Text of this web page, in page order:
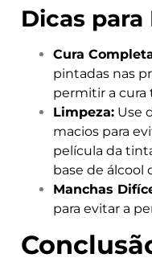
Dicas
Cura
pintadas nas
permitir a cura
Limpeza: Use
macios para
película da
base de álcool
Manchas
para evitar a